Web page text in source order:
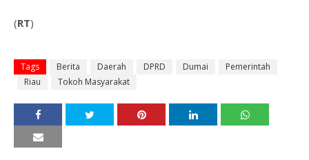
(RT)
Tags Berita Daerah DPRD Dumai
Pemerintah
Riau
Tokoh Masyarakat